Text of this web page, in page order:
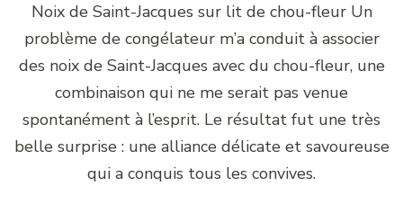
Noix de Saint-Jacques sur lit de chou-fleur Un
problème de congélateur m’a conduit à associer
des noix de Saint-Jacques avec du chou-fleur, une
combinaison qui ne me serait pas venue
spontanément à l’esprit. Le résultat fut une très
belle surprise : une alliance délicate et savoureuse
qui a conquis tous les convives.